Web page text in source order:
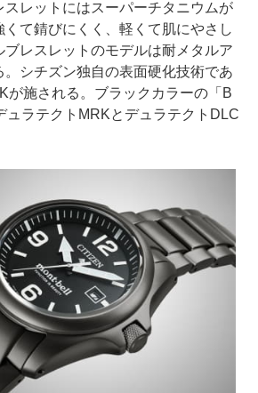
レットにはスーパーチタニウムが
て錆びにくく、軽くて肌にやさし
ブレスレットのモデルは耐メタルア
。シチズン独自の表面硬化技術であ
が施される。ブラックカラーの「B
ュラテクトMRKとデュラテクトDLC